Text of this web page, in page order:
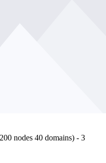
nodes 40 domains) - 3